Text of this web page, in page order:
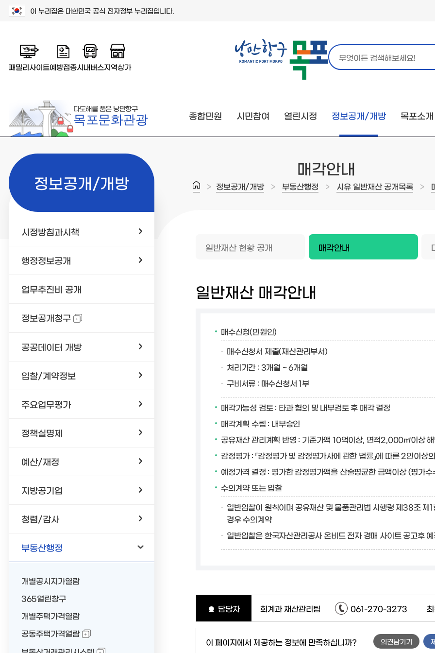
이 누리집은 대한민국 공식 전자정부 누리집입니다.
패밀리사이트예방접종시내버스지역상가
다도해를 품은 낭만항구
목포문화관광 종합민원 시민참여 열린시정 정보공개/개방 목포소개
매각안내
> 정보공개/개방 > 부동산행정 > 시유 일반재산 공개목록 >
정보공개/개방
시정방침과시책
행정정보공개
업무추진비 공개
정보공개청구
공공데이터 개방
입찰/계약정보
주요업무평가
정책실명제
예산/재정
지방공기업
청렴/감사
부동산행정
개별공시지가열람
365열린창구
개별주택가격열람
공동주택가격열람
부동산거래관리시스템
일반재산 현황 공개 매각안내
일반재산 매각안내
매수신청(민원인)
매수신청서 제출(재산관리부서)
처리기간 : 3개월 ~ 6개월
구비서류 : 매수신청서 1부
매각가능성 검토 : 타과 협의 및 내부검토 후 매각 결정
매각계획 수립 : 내부승인
공유재산 관리계획 반영 : 기준가액 10억이상, 면적2,000㎡이상
감정평가 : 「감정평가 및 감정평가사에 관한 법률」에 따른 2인이상
예정가격 결정 : 평가한 감정평가액을 산술평균한 금액이상 (평가
수의계약 또는 입찰
일반입찰이 원칙이며 공유재산 및 물품관리법 시행령 제38조
경우 수의계약
일반입찰은 한국자산관리공사 온비드 전자 경매 사이트 공고후
담당자 회계과 재산관리팀 061-270-3273
이 페이지에서 제공하는 정보에 만족하십니까? 의견남기기